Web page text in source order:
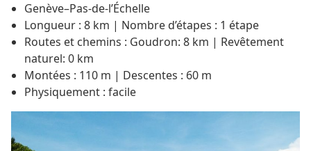
Genève–Pas-de-l’Échelle
Longueur : 8 km | Nombre d’étapes : 1 étape
Routes et chemins : Goudron: 8 km | Revêtement
naturel: 0 km
Montées : 110 m | Descentes : 60 m
Physiquement : facile